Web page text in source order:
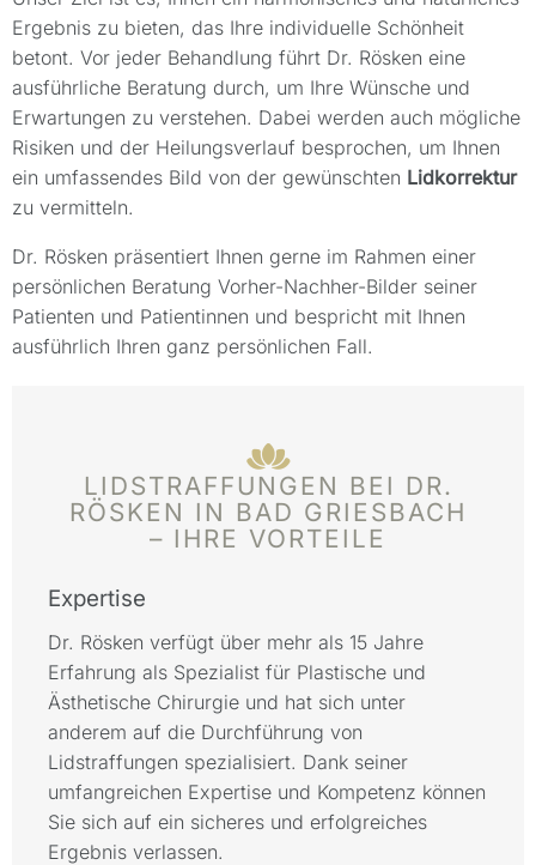
Ergebnis zu bieten, das Ihre individuelle Schönheit
betont. Vor jeder Behandlung führt Dr. Rösken eine
ausführliche Beratung durch, um Ihre Wünsche und
Erwartungen zu verstehen. Dabei werden auch mögliche
Risiken und der Heilungsverlauf besprochen, um Ihnen
ein umfassendes Bild von der gewünschten Lidkorrektur
zu vermitteln.
Dr. Rösken präsentiert Ihnen gerne im Rahmen einer
persönlichen Beratung Vorher-Nachher-Bilder seiner
Patienten und Patientinnen und bespricht mit Ihnen
ausführlich Ihren ganz persönlichen Fall.
LIDSTRAFFUNGEN BEI DR.
RÖSKEN IN BAD GRIESBACH
– IHRE VORTEILE
Expertise
Dr. Rösken verfügt über mehr als 15 Jahre
Erfahrung als Spezialist für Plastische und
Ästhetische Chirurgie und hat sich unter
anderem auf die Durchführung von
Lidstraffungen spezialisiert. Dank seiner
umfangreichen Expertise und Kompetenz können
Sie sich auf ein sicheres und erfolgreiches
Ergebnis verlassen.